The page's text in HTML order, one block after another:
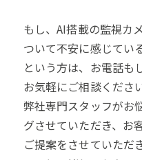
もし、AI搭載の監視カ
ついて不安に感じてい
という方は、お電話も
お気軽にご相談くださ
弊社専門スタッフがお
グさせていただき、お
ご提案をさせていただ